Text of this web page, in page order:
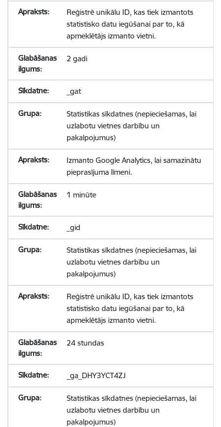
Reģistrē unikālu ID, kas tiek izmantots
statistisko datu iegūšanai par to, kā
apmeklētājs izmanto vietni.
2 gadi
_gat
Statistikas sīkdatnes (nepieciešamas, lai
uzlabotu vietnes darbību un
pakalpojumus)
Izmanto Google Analytics, lai samazinātu
pieprasījuma līmeni.
1 minūte
_gid
Statistikas sīkdatnes (nepieciešamas, lai
uzlabotu vietnes darbību un
pakalpojumus)
Reģistrē unikālu ID, kas tiek izmantots
statistisko datu iegūšanai par to, kā
apmeklētājs izmanto vietni.
24 stundas
_ga_DHY3YCT4ZJ
Statistikas sīkdatnes (nepieciešamas, lai
uzlabotu vietnes darbību un
pakalpojumus)